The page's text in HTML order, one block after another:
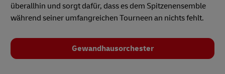
überallhin und sorgt dafür, dass es dem Spitzenensemble
während seiner umfangreichen Tourneen an nichts fehlt.
Gewandhausorchester